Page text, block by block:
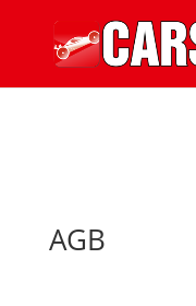
AGB